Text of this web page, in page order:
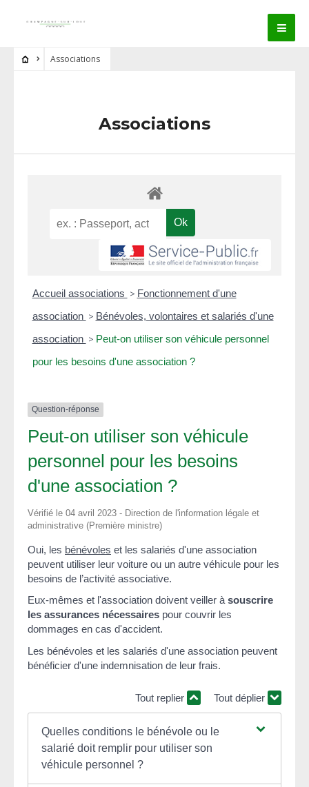
Associations
Associations
Accueil associations > Fonctionnement d'une
association > Bénévoles, volontaires et salariés d'une
association > Peut-on utiliser son véhicule personnel
pour les besoins d'une association ?
Question-réponse
Peut-on utiliser son véhicule
personnel pour les besoins
d'une association ?
Vérifié le 04 avril 2023 - Direction de l'information légale et
administrative (Première ministre)
Oui, les bénévoles et les salariés d'une association
peuvent utiliser leur voiture ou un autre véhicule pour les
besoins de l’activité associative.
Eux-mêmes et l'association doivent veiller à souscrire
les assurances nécessaires pour couvrir les
dommages en cas d'accident.
Les bénévoles et les salariés d'une association peuvent
bénéficier d'une indemnisation de leur frais.
Tout replier Tout déplier
Quelles conditions le bénévole ou le
salarié doit remplir pour utiliser son
véhicule personnel ?